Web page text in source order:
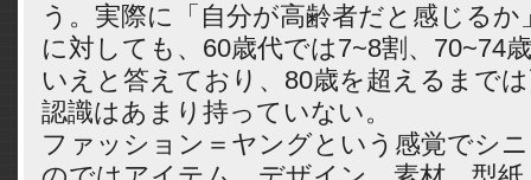
う。実際に「自分が高齢者だと感じるか
に対しても、60歳代では7~8割、70~74
いえと答えており、80歳を超えるまで
認識はあまり持っていない。
ファッション＝ヤングという感覚でシ